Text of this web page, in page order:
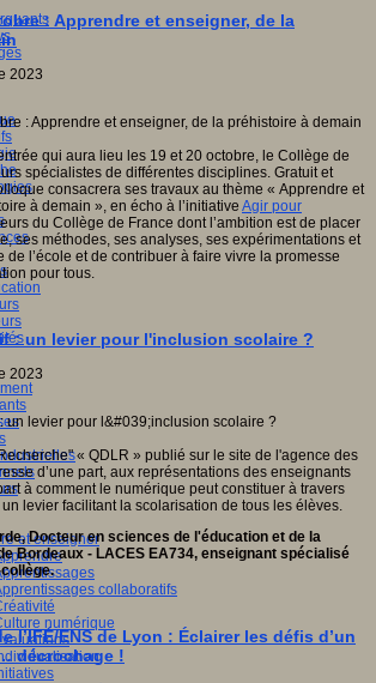
et enseigner
collaboratifs
numérique
: Apprendre et enseigner, de la
2023
qui aura lieu les 19 et 20 octobre, le Collège de
spécialistes de différentes disciplines. Gratuit et
consacrera ses travaux au thème « Apprendre et
à demain », en écho à l’initiative Agir pour
du Collège de France dont l’ambition est de placer
ses méthodes, ses analyses, ses expérimentations et
de l’école et de contribuer à faire vivre la promesse
pour tous.
: un levier pour l'inclusion scolaire ?
2023
« QDLR » publié sur le site de l'agence des
d’une part, aux représentations des enseignants
à comment le numérique peut constituer à travers
levier facilitant la scolarisation de tous les élèves.
Docteur en sciences de l'éducation et de la
Bordeaux - LACES EA734, enseignant spécialisé
l’IFÉ/ENS de Lyon : Éclairer les défis d’un
décrochage !